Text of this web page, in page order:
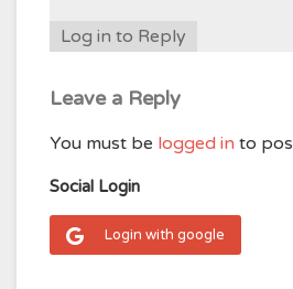
Log in to Reply
Leave a Reply
You must be logged in to
Social Login
Login with google